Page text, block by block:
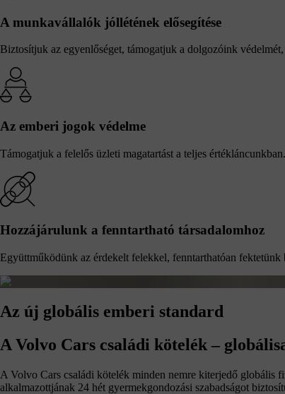
A munkavállalók jóllétének elősegítése
Biztosítjuk az egyenlőséget, támogatjuk a dolgozóink
Az emberi jogok védelme
Támogatjuk a felelős üzleti magatartást a teljes értékláncunkban.
Hozzájárulunk a fenntartható társadalomhoz
Együttműködünk az érdekelt felekkel, fenntarthatóan
Az új globális emberi standard
A Volvo Cars családi kötelék –
A Volvo Cars családi kötelék minden nemre kiterjedő globális
alkalmazottjának 24 hét gyermekgondozási szabadságot